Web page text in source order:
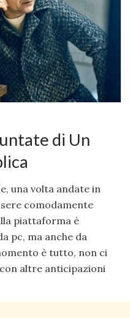
di Un
una volta andate in
comodamente
piattaforma è
pc, ma anche da
è tutto, non ci
altre anticipazioni